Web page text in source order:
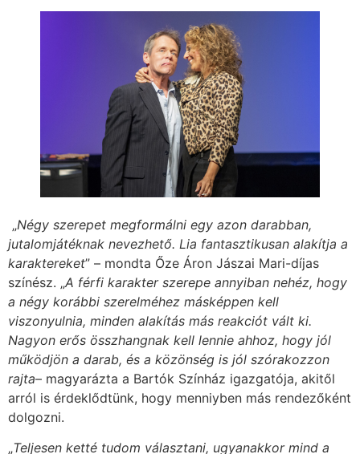
„Négy szerepet megformálni egy azon darabban,
jutalomjátéknak nevezhető. Lia fantasztikusan alakítja a
karaktereket” – mondta Őze Áron Jászai Mari-díjas
színész. „A férfi karakter szerepe annyiban nehéz, hogy
a négy korábbi szerelméhez másképpen kell
viszonyulnia, minden alakítás más reakciót vált ki.
Nagyon erős összhangnak kell lennie ahhoz, hogy jól
működjön a darab, és a közönség is jól szórakozzon
rajta– magyarázta a Bartók Színház igazgatója, akitől
arról is érdeklődtünk, hogy menniyben más rendezőként
dolgozni.
„Teljesen ketté tudom választani, ugyanakkor mind a